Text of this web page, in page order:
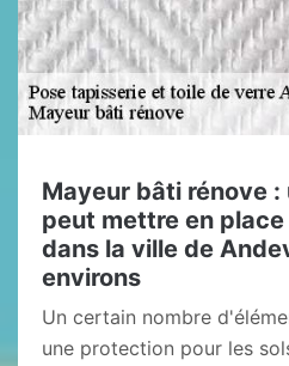
Mayeur bâti rénove
peut mettre en
dans la ville de
environs
Un certain nombre
une protection pour les